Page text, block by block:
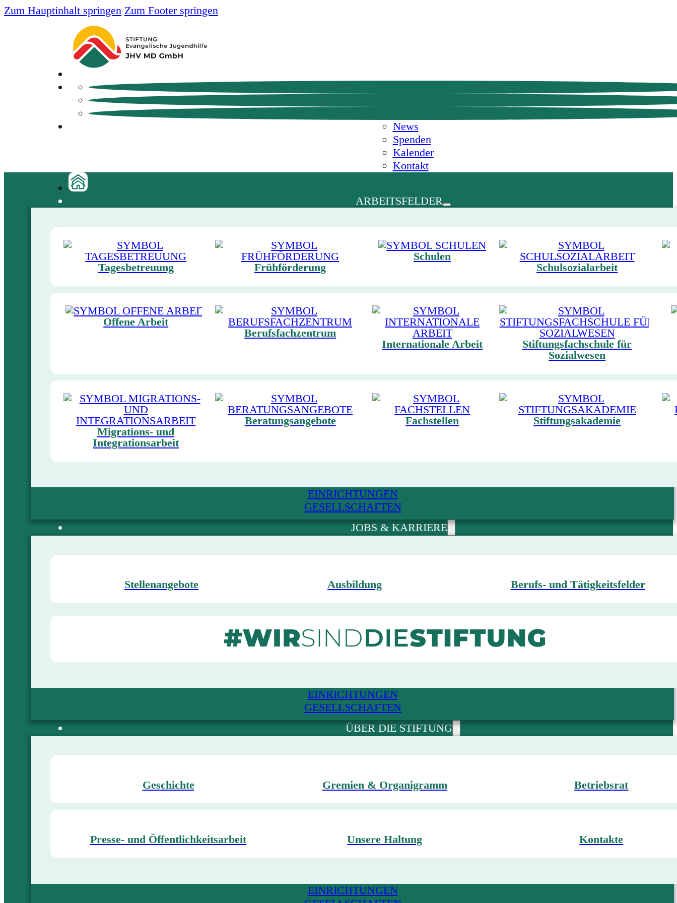
Zum Hauptinhalt springen Zum Footer springen
News
Spenden
Kalender
Kontakt
ARBEITSFELDER
Tagesbetreuung Frühförderung
Schulen
Schulsozialarbeit
Offene Arbeit
Berufsfachzentrum
Internationale Arbeit
Stiftungsfachschule für
Sozialwesen
Migrations- und
Integrationsarbeit
Beratungsangebote Fachstellen Stiftungsakademie
EINRICHTUNGEN
GESELLSCHAFTEN
JOBS & KARRIERE
Stellenangebote Ausbildung Berufs- und Tätigkeitsfelder
EINRICHTUNGEN
GESELLSCHAFTEN
ÜBER DIE STIFTUNG
Geschichte Gremien & Organigramm Betriebsrat
Presse- und Öffentlichkeitsarbeit Unsere Haltung Kontakte
EINRICHTUNGEN